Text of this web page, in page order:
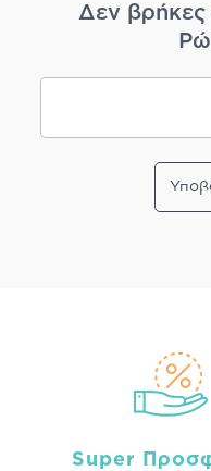
Δεν βρήκες
Super